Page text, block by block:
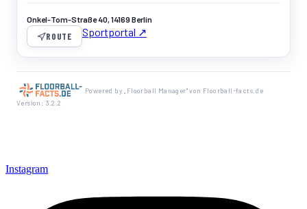
Onkel-Tom-Straße 40, 14169 Berlin
ROUTE Sportportal ↗
Powered by „Floorball Manager" von Floorball-facts.de
Version: 3.2.2
Instagram